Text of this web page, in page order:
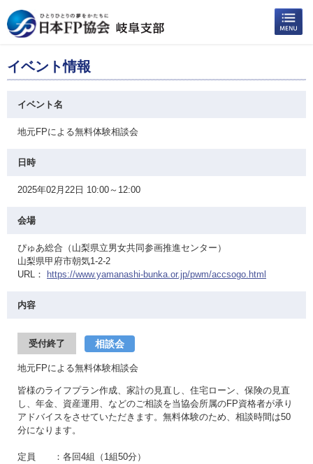
イベント情報
イベント名
地元FPによる無料体験相談会
日時
2025年02月22日 10:00～12:00
会場
ぴゅあ総合（山梨県立男女共同参画推進センター）
山梨県甲府市朝気1-2-2
URL：
https://www.yamanashi-bunka.or.jp/pwm/accsogo.html
内容
受付終了 相談会
地元FPによる無料体験相談会
皆様のライフプラン作成、家計の見直し、住宅ローン、保険の見直
し、年金、資産運用、などのご相談を当協会所属のFP資格者が承り
アドバイスをさせていただきます。無料体験のため、相談時間は50
分になります。
定員 ：各回4組（1組50分）